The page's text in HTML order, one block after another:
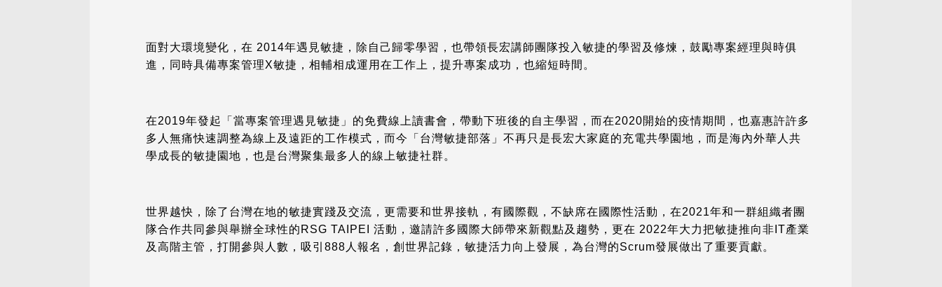
面對大環境變化，在 2014年遇見敏捷，除自己歸零學習，也帶領長宏講師團隊投入敏捷的學習及修煉，鼓勵專案經理與時俱
進，同時具備專案管理X敏捷，相輔相成運用在工作上，提升專案成功，也縮短時間。
在2019年發起「當專案管理遇見敏捷」的免費線上讀書會，帶動下班後的自主學習，而在2020開始的疫情期間，也嘉惠許許多
多人無痛快速調整為線上及遠距的工作模式，而今「台灣敏捷部落」不再只是長宏大家庭的充電共學園地，而是海內外華人共
學成長的敏捷園地，也是台灣聚集最多人的線上敏捷社群。
世界越快，除了台灣在地的敏捷實踐及交流，更需要和世界接軌，有國際觀，不缺席在國際性活動，在2021年和一群組織者團
隊合作共同參與舉辦全球性的RSG TAIPEI 活動，邀請許多國際大師帶來新觀點及趨勢，更在 2022年大力把敏捷推向非IT產業
及高階主管，打開參與人數，吸引888人報名，創世界記錄，敏捷活力向上發展，為台灣的Scrum發展做出了重要貢獻。